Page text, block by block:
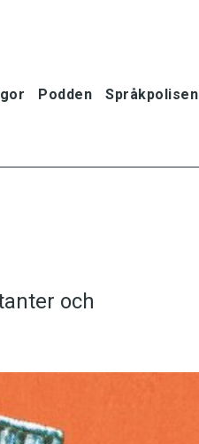
Podden Språkpolisen
och